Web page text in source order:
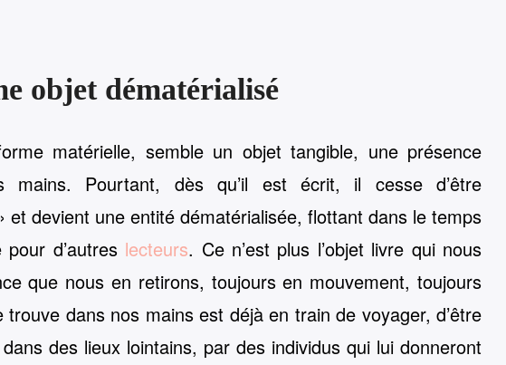
objet dématérialisé
matérielle, semble un objet tangible, une présence
mains. Pourtant, dès qu’il est écrit, il cesse d’être
et devient une entité dématérialisée, flottant dans le temps
pour d’autres lecteurs. Ce n’est plus l’objet livre qui nous
que nous en retirons, toujours en mouvement, toujours
trouve dans nos mains est déjà en train de voyager, d’être
des lieux lointains, par des individus qui lui donneront